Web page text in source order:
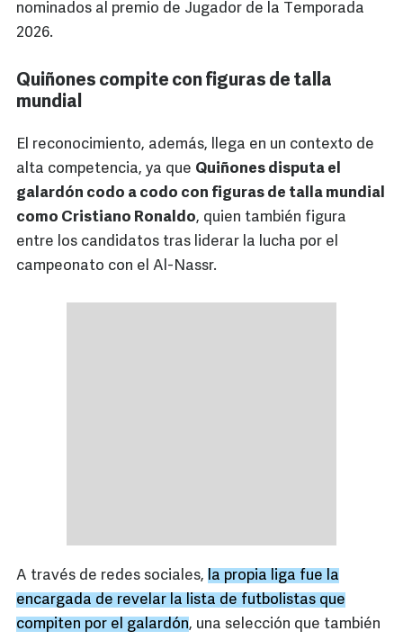
nominados al premio de Jugador de la Temporada
2026.
Quiñones compite con figuras de talla
mundial
El reconocimiento, además, llega en un contexto de
alta competencia, ya que Quiñones disputa el
galardón codo a codo con figuras de talla mundial
como Cristiano Ronaldo, quien también figura
entre los candidatos tras liderar la lucha por el
campeonato con el Al-Nassr.
A través de redes sociales, la propia liga fue la
encargada de revelar la lista de futbolistas que
compiten por el galardón, una selección que también